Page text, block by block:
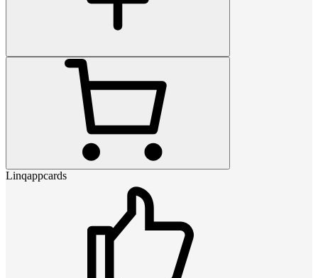
Linqappcards